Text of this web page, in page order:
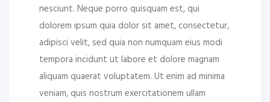
nesciunt. Neque porro quisquam est, qui
dolorem ipsum quia dolor sit amet, consectetur,
adipisci velit, sed quia non numquam eius modi
tempora incidunt ut labore et dolore magnam
aliquam quaerat voluptatem. Ut enim ad minima
veniam, quis nostrum exercitationem ullam